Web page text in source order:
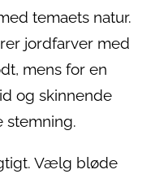
temaets natur.
jordfarver med
mens for en
og skinnende
stemning.
Vælg bløde